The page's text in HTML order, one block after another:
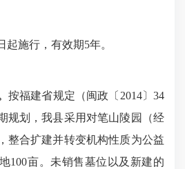
起施行，有效期5年。
按福建省规定（闽政〔 2014〕34
规划，我县采用对笔山陵园（经
整合扩建并转变机构性质为公益
100亩。未销售墓位以及新建的